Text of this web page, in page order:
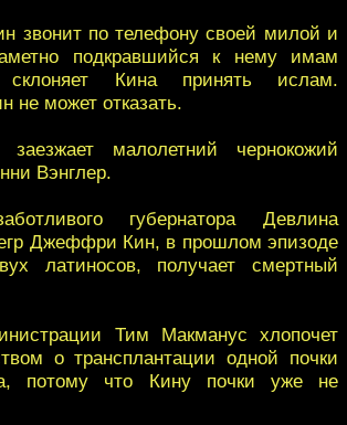
звонит по телефону своей милой и
подкравшийся к нему имам
Кина принять ислам.
не может отказать.
малолетний чернокожий
Вэнглер.
губернатора Девлина
Джеффри Кин, в прошлом эпизоде
латиносов, получает смертный
Тим Макманус хлопочет
о трансплантации одной почки
потому что Кину почки уже не